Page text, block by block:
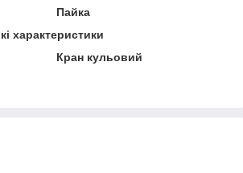
Пайка
характеристики
Кран кульовий